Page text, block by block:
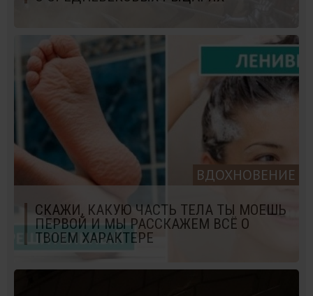
ВДОХНОВЕНИЕ
СКАЖИ, КАКУЮ ЧАСТЬ ТЕЛА ТЫ МОЕШЬ
ПЕРВОЙ И МЫ РАССКАЖЕМ ВСЁ О
ТВОЕМ ХАРАКТЕРЕ